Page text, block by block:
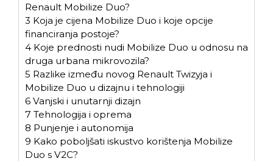
Renault Mobilize Duo?
3 Koja je cijena Mobilize Duo i koje opcije
financiranja postoje?
4 Koje prednosti nudi Mobilize Duo u odnosu na
druga urbana mikrovozila?
5 Razlike između novog Renault Twizyja i
Mobilize Duo u dizajnu i tehnologiji
6 Vanjski i unutarnji dizajn
7 Tehnologija i oprema
8 Punjenje i autonomija
9 Kako poboljšati iskustvo korištenja Mobilize
Duo s V2C?